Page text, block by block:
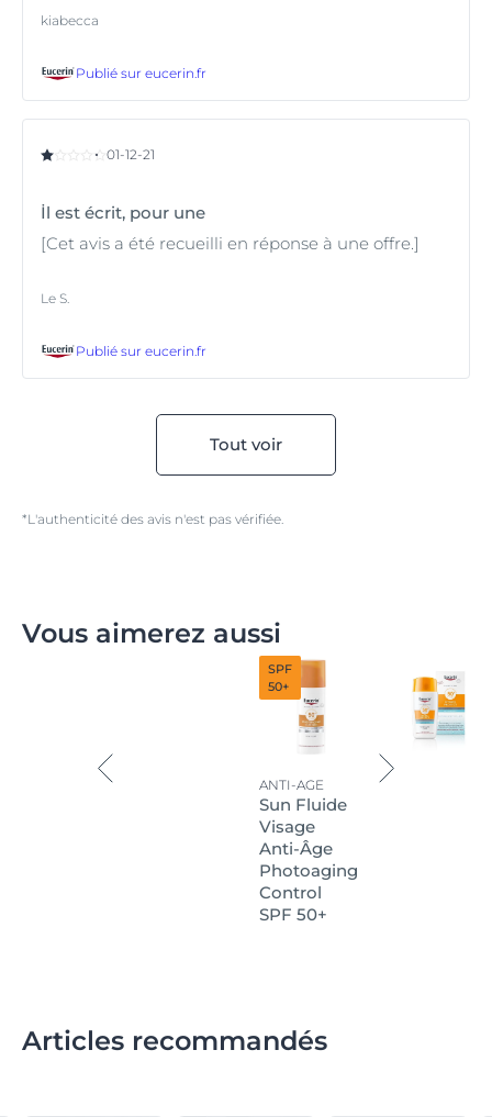
kiabecca
Publié sur eucerin.fr
01-12-21
İl est écrit, pour une
[Cet avis a été recueilli en réponse à une offre.]
Le S.
Publié sur eucerin.fr
Tout voir
*L'authenticité des avis n'est pas vérifiée.
Vous aimerez aussi
SPF
50+
ANTI-AGE
Sun Fluide
Visage
Anti-Âge
Photoaging
Control
SPF 50+
Articles recommandés